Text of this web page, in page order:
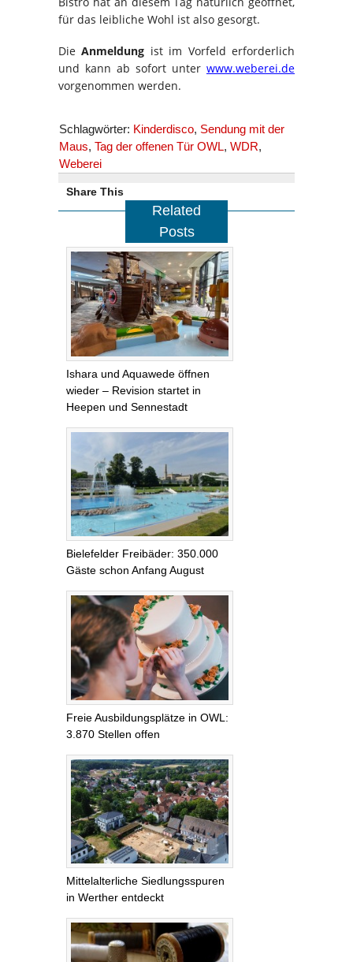
für das leibliche Wohl ist also gesorgt.
DieAnmeldung ist im Vorfeld erforderlich
und kann ab sofort unter www.weberei.de
vorgenommen werden.
Schlagwörter: Kinderdisco, Sendung mit der
Maus, Tag der offenen Tür OWL, WDR,
Weberei
Share This
Related
Posts
Ishara und Aquawede öffnen
wieder – Revision startet in
Heepen und Sennestadt
Bielefelder Freibäder: 350.000
Gäste schon Anfang August
Freie Ausbildungsplätze in OWL:
3.870 Stellen offen
Mittelalterliche Siedlungsspuren
in Werther entdeckt